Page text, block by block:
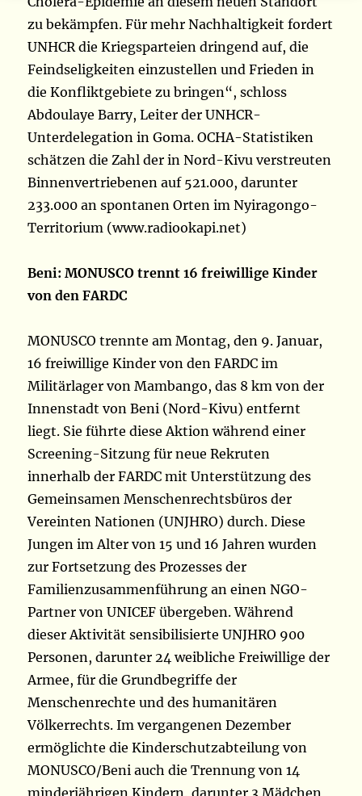
zu bekämpfen. Für mehr Nachhaltigkeit fordert
UNHCR die Kriegsparteien dringend auf, die
Feindseligkeiten einzustellen und Frieden in
die Konfliktgebiete zu bringen“, schloss
Abdoulaye Barry, Leiter der UNHCR-
Unterdelegation in Goma. OCHA-Statistiken
schätzen die Zahl der in Nord-Kivu verstreuten
Binnenvertriebenen auf 521.000, darunter
233.000 an spontanen Orten im Nyiragongo-
Territorium (www.radiookapi.net)
Beni: MONUSCO trennt 16 freiwillige Kinder
von den FARDC
MONUSCO trennte am Montag, den 9. Januar,
16 freiwillige Kinder von den FARDC im
Militärlager von Mambango, das 8 km von der
Innenstadt von Beni (Nord-Kivu) entfernt
liegt. Sie führte diese Aktion während einer
Screening-Sitzung für neue Rekruten
innerhalb der FARDC mit Unterstützung des
Gemeinsamen Menschenrechtsbüros der
Vereinten Nationen (UNJHRO) durch. Diese
Jungen im Alter von 15 und 16 Jahren wurden
zur Fortsetzung des Prozesses der
Familienzusammenführung an einen NGO-
Partner von UNICEF übergeben. Während
dieser Aktivität sensibilisierte UNJHRO 900
Personen, darunter 24 weibliche Freiwillige der
Armee, für die Grundbegriffe der
Menschenrechte und des humanitären
Völkerrechts. Im vergangenen Dezember
ermöglichte die Kinderschutzabteilung von
MONUSCO/Beni auch die Trennung von 14